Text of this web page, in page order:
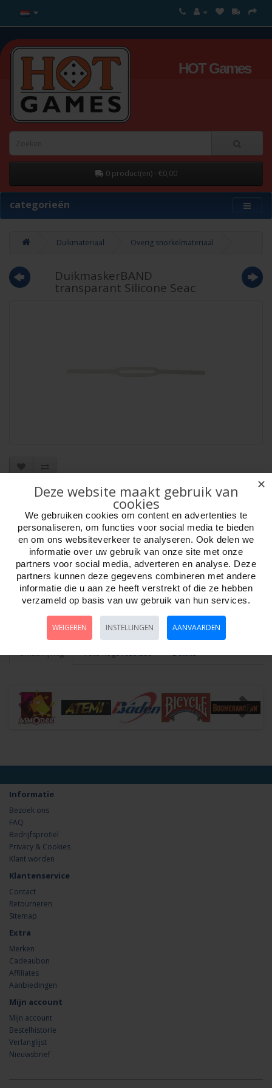
HOT Games
0 product(en) - €0,00
categorieën
Duikmateriaal Overig snorkelmateriaal
DuikmaskerBAND
transparant Silicone Seac
Artikelnr:36210c
Minimum afname: 1
Merk:HOT Sports + Toys
Aantal
Bestellen
Omschrijving Foto hoge resolutie Details
Informatie
Bezoek ons
FAQ
Bedrijfsprofiel
Privacy & Cookies
Klant worden
Klantenservice
Contact
Retourneren
Sitemap
Extra
Merken
Cadeaubon
Affiliates
Aanbiedingen
Mijn account
Mijn account
Bestelhistorie
Verlanglijst
Nieuwsbrief
✕
Deze website maakt gebruik van
cookies
We gebruiken cookies om content en advertenties te
personaliseren, om functies voor social media te bieden
en om ons websiteverkeer te analyseren. Ook delen we
informatie over uw gebruik van onze site met onze
partners voor social media, adverteren en analyse. Deze
partners kunnen deze gegevens combineren met andere
informatie die u aan ze heeft verstrekt of die ze hebben
verzameld op basis van uw gebruik van hun services.
WEIGEREN INSTELLINGEN AANVAARDEN